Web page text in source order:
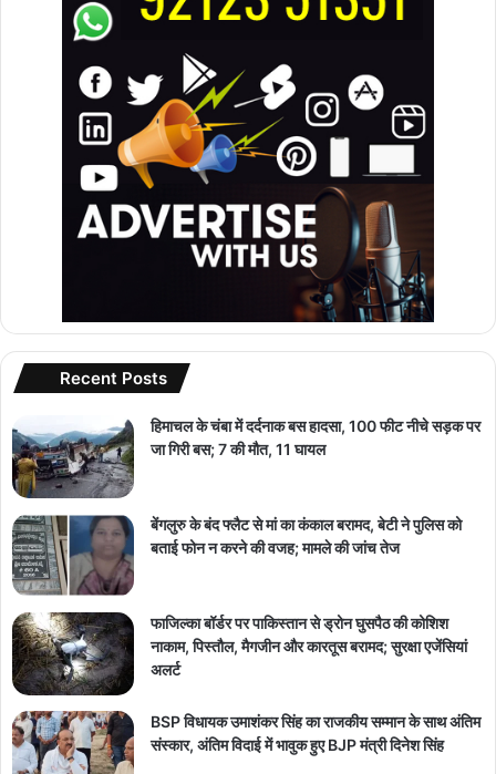
Recent Posts
हिमाचल के चंबा में दर्दनाक बस हादसा, 100 फीट नीचे सड़क पर
जा गिरी बस; 7 की मौत, 11 घायल
बेंगलुरु के बंद फ्लैट से मां का कंकाल बरामद, बेटी ने पुलिस को
बताई फोन न करने की वजह; मामले की जांच तेज
फाजिल्का बॉर्डर पर पाकिस्तान से ड्रोन घुसपैठ की कोशिश
नाकाम, पिस्तौल, मैगजीन और कारतूस बरामद; सुरक्षा एजेंसियां
अलर्ट
BSP विधायक उमाशंकर सिंह का राजकीय सम्मान के साथ अंतिम
संस्कार, अंतिम विदाई में भावुक हुए BJP मंत्री दिनेश सिंह